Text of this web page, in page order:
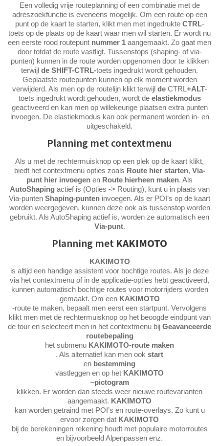
Een volledig vrije routeplanning of een combinatie met de
adreszoekfunctie is eveneens mogelijk. Om een route op een
punt op de kaart te starten, klikt men met ingedrukte CTRL-
toets op de plaats op de kaart waar men wil starten. Er wordt nu
een eerste rood routepunt nummer 1 aangemaakt. Zo gaat men
door totdat de route vastligt. Tussenstops (shaping- of via-
punten) kunnen in de route worden opgenomen door te klikken
terwijl de SHIFT-CTRL-toets ingedrukt wordt gehouden.
Geplaatste routepunten kunnen op elk moment worden
verwijderd. Als men op de routelijn klikt terwijl deCTRL +ALT-
toets ingedrukt wordt gehouden, wordt de elastiekmodus
geactiveerd en kan men op willekeurige plaatsen extra punten
invoegen. De elastiekmodus kan ook permanent worden in- en
uitgeschakeld.
Planning met contextmenu
Als u met de rechtermuisknop op een plek op de kaart klikt,
biedt het contextmenu opties zoals Route hier starten, Via-
punt hier invoegen en Route hierheen maken. Als
AutoShaping actief is (Opties -> Routing), kunt u in plaats van
Via-punten Shaping-punten invoegen. Als er POI’s op de kaart
worden weergegeven, kunnen deze ook als tussenstop worden
gebruikt. Als AutoShaping actief is, worden ze automatisch een
Via-punt.
Planning met KAKIMOTO
KAKIMOTO
is altijd een handige assistent voor bochtige routes. Als je deze
via het contextmenu of in de applicatie-opties hebt geactiveerd,
kunnen automatisch bochtige routes voor motorrijders worden
gemaakt. Om een KAKIMOTO
-route te maken, bepaalt men eerst een startpunt. Vervolgens
klikt men met de rechtermuisknop op het beoogde eindpunt van
de tour en selecteert men in het contextmenu bij Geavanceerde
routebepaling
het submenu KAKIMOTO-route maken
. Als alternatief kan men ook start
en bestemming
vastleggen en op het KAKIMOTO
–pictogram
klikken. Er worden dan steeds weer nieuwe routevarianten
aangemaakt. KAKIMOTO
kan worden getraind met POI’s en route-overlays. Zo kunt u
ervoor zorgen dat KAKIMOTO
bij de berekeningen rekening houdt met populaire motorroutes
en bijvoorbeeld Alpenpassen enz.